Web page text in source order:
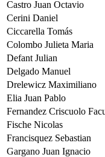
Castro Juan Octavio
Cerini Daniel
Ciccarella Tomás
Colombo Julieta Maria
Defant Julian
Delgado Manuel
Drelewicz Maximiliano
Elia Juan Pablo
Fernandez Criscuolo
Fische Nicolas
Francisquez Sebastian
Gargano Juan Ignacio